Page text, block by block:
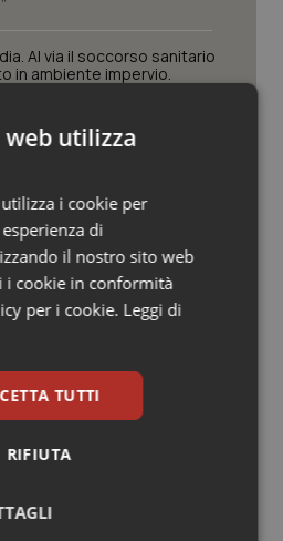
urogenitali
Al via il soccorso sanitario
in ambiente impervio.
di Milano due nuovi robot
“Il Padiglione Sforza diventa
chirurgia di precisione”
di crisi sanitaria al lavoro,
su 118, liste d’attesa
da QS Pro
utilizza
i cookie per
di
il nostro sito web
i cookie in conformità
per i cookie. Leggi di
TUTTI
RIFIUTA